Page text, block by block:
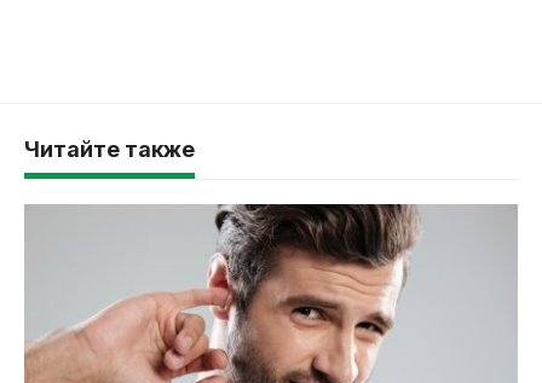
Читайте также